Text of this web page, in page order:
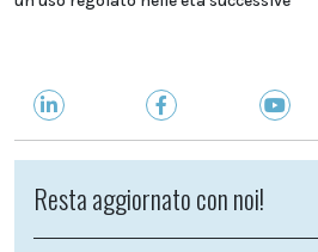
Resta aggiornato con noi!